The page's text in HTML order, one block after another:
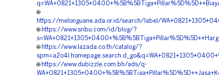
🌐
https://melonguane.ada.or.id/search/label/
🌐 https://www.sribu.com/id/blog/?
🌐 https://www.lazada.co.th/catalog/?
🌐 https://www.dubizzle.com.bh/ads/q-